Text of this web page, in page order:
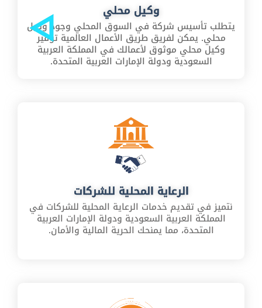
وكيل محلي
يتطلب تأسيس شركة في السوق المحلي وجود وكيل
محلي. يمكن لفريق طريق الأعمال العالمية توفير
وكيل محلي موثوق لأعمالك في المملكة العربية
السعودية ودولة الإمارات العربية المتحدة.
الرعاية المحلية للشركات
نتميز في تقديم خدمات الرعاية المحلية للشركات في
المملكة العربية السعودية ودولة الإمارات العربية
المتحدة، مما يمنحك الحرية المالية والأمان.